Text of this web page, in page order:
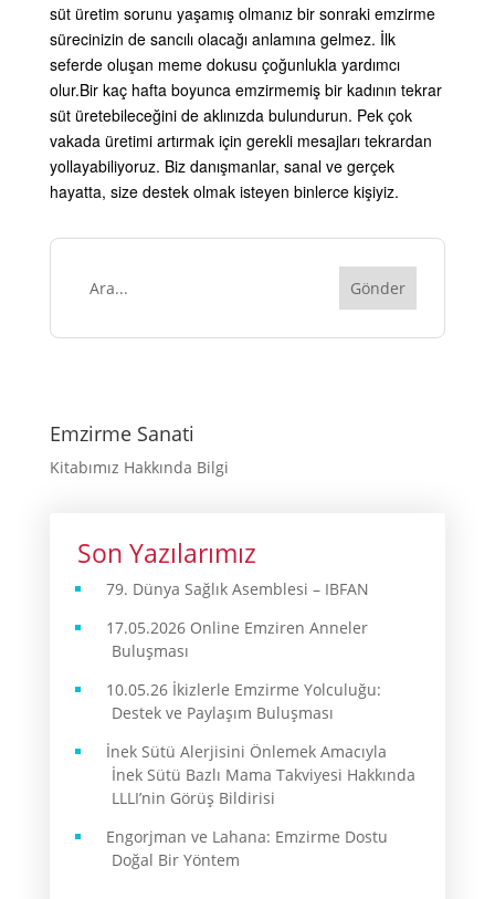
süt üretim sorunu yaşamış olmanız bir sonraki emzirme
sürecinizin de sancılı olacağı anlamına gelmez. İlk
seferde oluşan meme dokusu çoğunlukla yardımcı
olur.Bir kaç hafta boyunca emzirmemiş bir kadının tekrar
süt üretebileceğini de aklınızda bulundurun. Pek çok
vakada üretimi artırmak için gerekli mesajları tekrardan
yollayabiliyoruz. Biz danışmanlar, sanal ve gerçek
hayatta, size destek olmak isteyen binlerce kişiyiz.
Emzirme Sanati
Kitabımız Hakkında Bilgi
Son Yazılarımız
79. Dünya Sağlık Asemblesi – IBFAN
17.05.2026 Online Emziren Anneler
Buluşması
10.05.26 İkizlerle Emzirme Yolculuğu:
Destek ve Paylaşım Buluşması
İnek Sütü Alerjisini Önlemek Amacıyla
İnek Sütü Bazlı Mama Takviyesi Hakkında
LLLI’nin Görüş Bildirisi
Engorjman ve Lahana: Emzirme Dostu
Doğal Bir Yöntem